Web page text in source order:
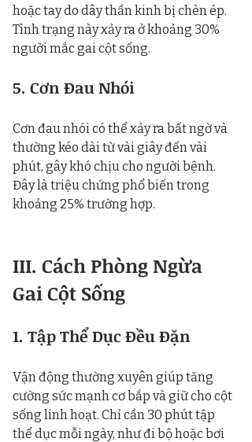
hoặc tay do dây thần kinh bị chèn ép.
Tình trạng này xảy ra ở khoảng 30%
người mắc gai cột sống.
5. Cơn Đau Nhói
Cơn đau nhói có thể xảy ra bất ngờ và
thường kéo dài từ vài giây đến vài
phút, gây khó chịu cho người bệnh.
Đây là triệu chứng phổ biến trong
khoảng 25% trường hợp.
III. Cách Phòng Ngừa
Gai Cột Sống
1. Tập Thể Dục Đều Đặn
Vận động thường xuyên giúp tăng
cường sức mạnh cơ bắp và giữ cho cột
sống linh hoạt. Chỉ cần 30 phút tập
thể dục mỗi ngày, như đi bộ hoặc bơi